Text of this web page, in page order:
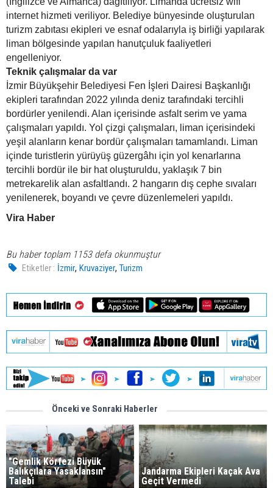
internet hizmeti veriliyor. Belediye bünyesinde oluşturulan
turizm zabıtası ekipleri ve esnaf odalarıyla iş birliği yapılarak
liman bölgesinde yapılan hanutçuluk faaliyetleri
engelleniyor.
Teknik çalışmalar da var
İzmir Büyükşehir Belediyesi Fen İşleri Dairesi Başkanlığı
ekipleri tarafından 2022 yılında deniz tarafındaki tercihli
bordürler yenilendi. Alan içerisinde asfalt serim ve yama
çalışmaları yapıldı. Yol çizgi çalışmaları, liman içerisindeki
yeşil alanların kenar bordür çalışmaları tamamlandı. Liman
içinde turistlerin yürüyüş güzergâhı için yol kenarlarına
tercihli bordür ile bir hat oluşturuldu, yaklaşık 7 bin
metrekarelik alan asfaltlandı. 2 hangarın dış cephe sıvaları
yenilenerek, boyandı ve çevre düzenlemeleri yapıldı.
Vira Haber
Bu haber toplam 1153 defa okunmuştur
Etiketler : İzmir,Kruvaziyer,Turizm
Önceki ve Sonraki Haberler
"Gemlik Körfezi Büyük
Balıkçılara Yasaklansın"
Talebi
Jandarma Ekipleri Kaçak Ava
Geçit Vermedi